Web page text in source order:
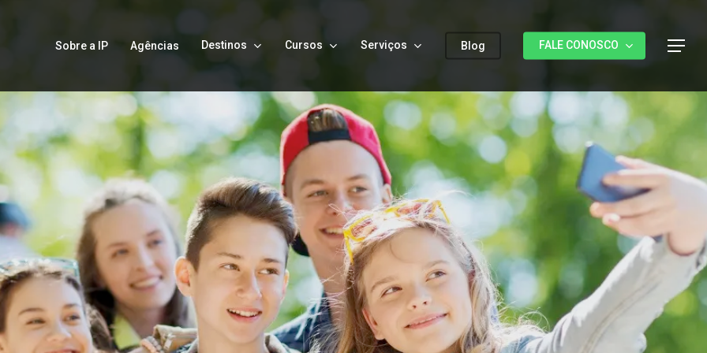
Sobre a IP Agências Destinos Cursos Serviços Blog FALE CONOSCO Menu